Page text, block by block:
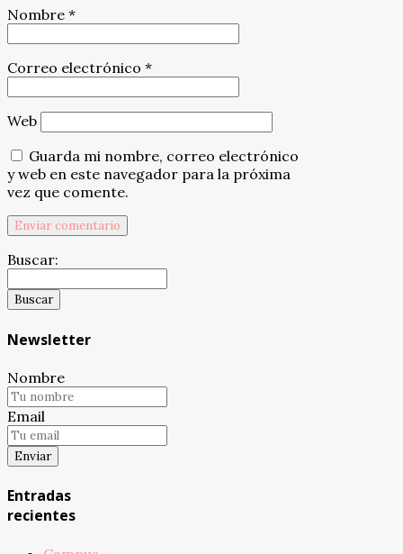
Nombre *
Correo electrónico *
Web
Guarda mi nombre, correo electrónico
y web en este navegador para la próxima
vez que comente.
Buscar:
Newsletter
Nombre
Email
Entradas
recientes